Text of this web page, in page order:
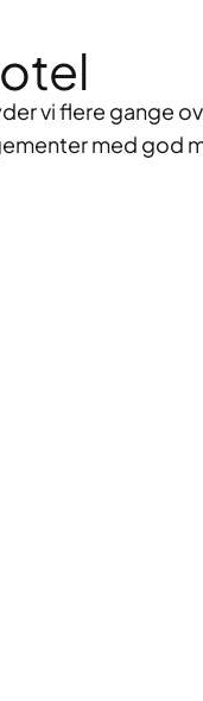
vi flere gange
med god